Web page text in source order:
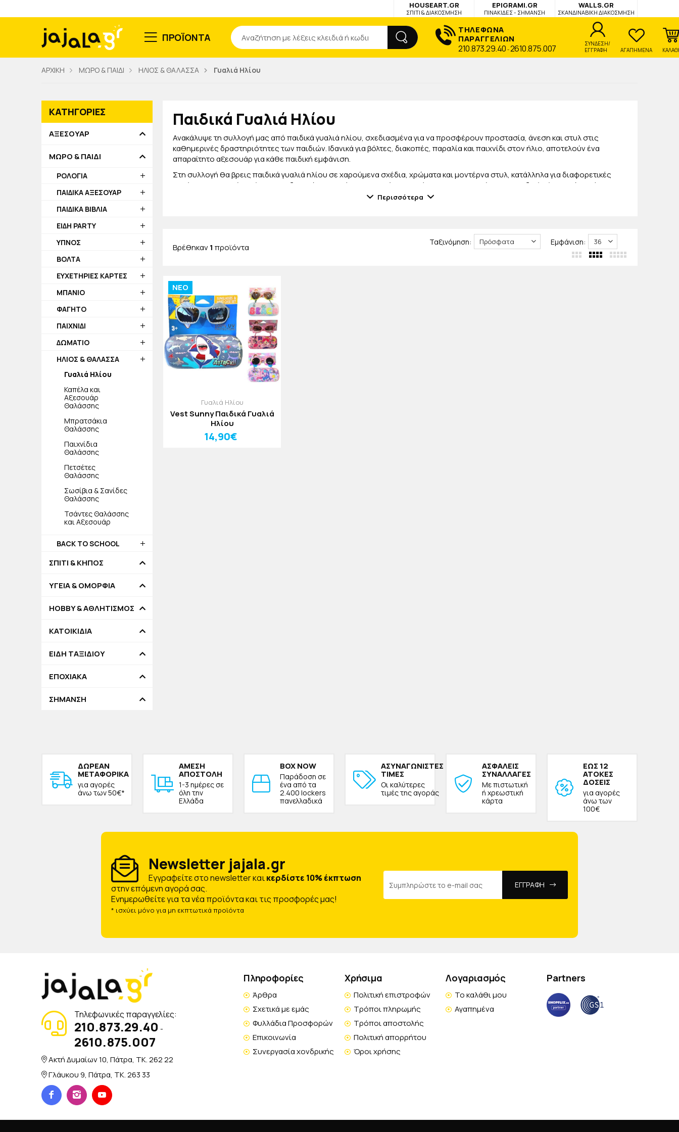
HOUSEART.GR
ΣΠΙΤΙ & ΔΙΑΚΟΣΜΗΣΗ
EPIGRAMI.GR
ΠΙΝΑΚΙΔΕΣ - ΣΗΜΑΝΣΗ
WALLS.GR
ΣΚΑΝΔΙΝΑΒΙΚΗ ΔΙΑΚΟΣΜΗΣΗ
ΠΡΟΪΟΝΤΑ
Αναζήτηση
ΤΗΛΕΦΩΝΑ
ΠΑΡΑΓΓΕΛΙΩΝ
210.873.29.40 -2610.875.007
ΣΥΝΔΕΣΗ/
ΕΓΓΡΑΦΗ
ΑΓΑΠΗΜΕΝΑ
ΑΡΧΙΚΗ ΜΩΡΟ & ΠΑΙΔΙ ΗΛΙΟΣ & ΘΑΛΑΣΣΑ Γυαλιά Ηλίου
Παιδικά Γυαλιά Ηλίου
Ανακάλυψε τη συλλογή μας από παιδικά γυαλιά ηλίου, σχεδιασμένα για να προσφέρουν προστασία, άνεση και στυλ στις
καθημερινές δραστηριότητες των παιδιών. Ιδανικά για βόλτες, διακοπές, παραλία και παιχνίδι στον ήλιο, αποτελούν ένα
απαραίτητο αξεσουάρ για κάθε παιδική εμφάνιση.
Στη συλλογή θα βρεις παιδικά γυαλιά ηλίου σε χαρούμενα σχέδια, χρώματα και μοντέρνα στυλ, κατάλληλα για διαφορετικές
ηλικίες. Με ελαφρύ και άνετο σχεδιασμό, προσφέρουν ευκολία στη χρήση και προστατεύουν τα παιδικά μάτια από την έντονη
Περισσότερα
Βρέθηκαν1 προϊόντα
Ταξινόμηση: Εμφάνιση:
NEO
Γυαλιά Ηλίου
Vest Sunny Παιδικά Γυαλιά
Ηλίου
14,90€
ΚΑΤΗΓΟΡΙΕΣ
ΑΞΕΣΟΥΑΡ
ΜΩΡΟ & ΠΑΙΔΙ
ΡΟΛΟΓΙΑ
ΠΑΙΔΙΚΑ ΑΞΕΣΟΥΑΡ
ΠΑΙΔΙΚΑ ΒΙΒΛΙΑ
ΕΙΔΗ PARTY
ΥΠΝΟΣ
ΒΟΛΤΑ
ΕΥΧΕΤΗΡΙΕΣ ΚΑΡΤΕΣ
ΜΠΑΝΙΟ
ΦΑΓΗΤΟ
ΠΑΙΧΝΙΔΙ
ΔΩΜΑΤΙΟ
ΗΛΙΟΣ & ΘΑΛΑΣΣΑ
Γυαλιά Ηλίου
Καπέλα και
Αξεσουάρ
Θαλάσσης
Μπρατσάκια
Θαλάσσης
Παιχνίδια
Θαλάσσης
Πετσέτες
Θαλάσσης
Σωσίβια & Σανίδες
Θαλάσσης
Τσάντες Θαλάσσης
και Αξεσουάρ
BACK TO SCHOOL
ΣΠΙΤΙ & ΚΗΠΟΣ
ΥΓΕΙΑ & ΟΜΟΡΦΙΑ
HOBBY & ΑΘΛΗΤΙΣΜΟΣ
ΚΑΤΟΙΚΙΔΙΑ
ΕΙΔΗ ΤΑΞΙΔΙΟΥ
ΕΠΟΧΙΑΚΑ
ΣΗΜΑΝΣΗ
ΔΩΡΕAΝ
ΜΕΤΑΦΟΡΙΚΑ
για αγορές
άνω των 50€*
ΑΜΕΣΗ
ΑΠΟΣΤΟΛΗ
1-3 ημέρες σε
όλη την
Ελλάδα
BOX NOW
Παράδοση σε
ένα από τα
2.400 lockers
πανελλαδικά
ΑΣΥΝΑΓΩΝΙΣΤΕΣ
ΤΙΜΕΣ
Οι καλύτερες
τιμές της αγοράς
ΑΣΦΑΛΕΙΣ
ΣΥΝΑΛΛΑΓΕΣ
Με πιστωτική
ή χρεωστική
κάρτα
ΕΩΣ 12
ΑΤΟΚΕΣ
ΔΟΣΕΙΣ
για αγορές
άνω των
100€
Newsletter jajala.gr
Eγγραφείτε στο newsletter καικερδίστε 10% έκπτωση
στην επόμενη αγορά σας.
Ενημερωθείτε για τα νέα προϊόντα και τις προσφορές μας!
* ισχύει μόνο για μη εκπτωτικά προϊόντα
ΕΓΓΡΑΦΗ
Τηλεφωνικές παραγγελίες:
210.873.29.40 -
2610.875.007
Ακτή Δυμαίων 10, Πάτρα, TK. 262 22
Γλάυκου 9, Πάτρα, TK. 263 33
Πληροφορίες
Άρθρα
Σχετικά με εμάς
Φυλλάδια Προσφορών
Επικοινωνία
Συνεργασία χονδρικής
Χρήσιμα
Πολιτική επιστροφών
Τρόποι πληρωμής
Τρόποι αποστολής
Πολιτική απορρήτου
Όροι χρήσης
Λογαριασμός
Το καλάθι μου
Αγαπημένα
Partners